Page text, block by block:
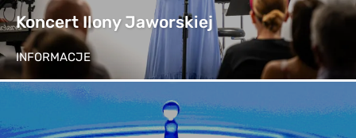
Koncert Ilony Jaworskiej
INFORMACJE